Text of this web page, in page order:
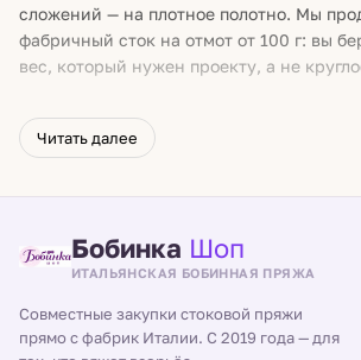
сложений — на плотное полотно. Мы
фабричный сток на отмот от 100 г: вы
вес, который нужен проекту, а не
Почему выбирают бобинный
Сток обычно дешевле моточной пряжи
на бобине всё же встречаются). А
собираете сами — числом сложений.
Факты подбора
Extrafine — торговое обозначение
Читать далее
Бобинка Шоп
ИТАЛЬЯНСКАЯ БОБИННАЯ ПРЯЖА
Совместные закупки стоковой пряжи
прямо с фабрик Италии. С 2019 года — для